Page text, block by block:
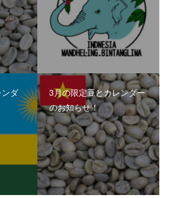
ダ
3月の限定豆とカレンダー
のお知らせ！